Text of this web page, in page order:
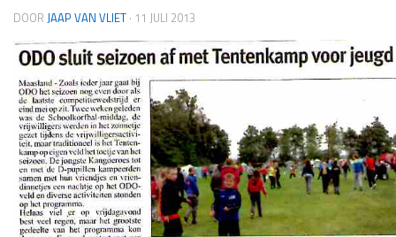
DOOR JAAP VAN VLIET · 11 JULI 2013